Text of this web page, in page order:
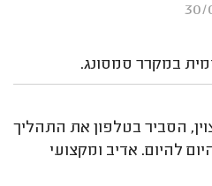
במקרר סמסונג.
הסביר בטלפון את התהליך
להיום. אדיב ומקצועי